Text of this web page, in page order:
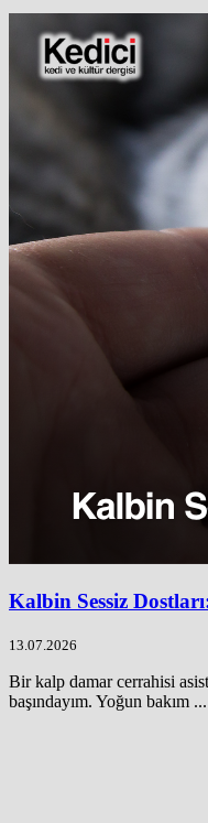
Kalbin Sessiz
13.07.2026
Bir kalp damar cerrahisi
başındayım. Yoğun bakım ...